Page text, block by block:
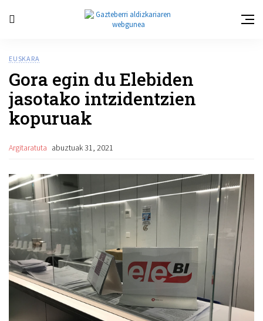
EUSKARA
Gora egin du Elebiden
jasotako intzidentzien
kopuruak
Argitaratuta abuztuak 31, 2021